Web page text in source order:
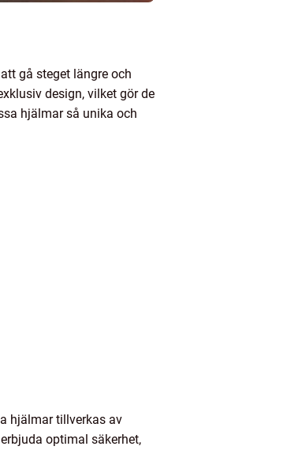
gå steget längre och
design, vilket gör de
hjälmar så unika och
hjälmar tillverkas av
optimal säkerhet,